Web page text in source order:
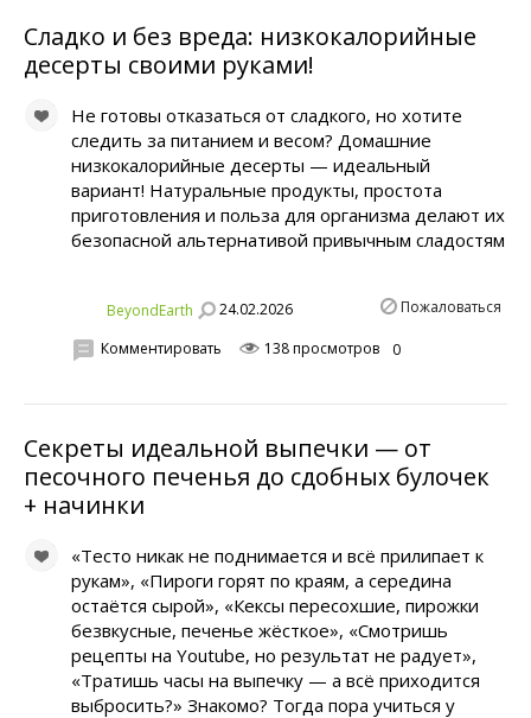
Сладко и без вреда: низкокалорийные
десерты своими руками!
Не готовы отказаться от сладкого, но хотите
следить за питанием и весом? Домашние
низкокалорийные десерты — идеальный
вариант! Натуральные продукты, простота
приготовления и польза для организма делают их
безопасной альтернативой привычным сладостям
BeyondEarth 24.02.2026 Пожаловаться
Комментировать 138 просмотров 0
Секреты идеальной выпечки — от
песочного печенья до сдобных булочек
+ начинки
«Тесто никак не поднимается и всё прилипает к
рукам», «Пироги горят по краям, а середина
остаётся сырой», «Кексы пересохшие, пирожки
безвкусные, печенье жёсткое», «Смотришь
рецепты на Youtube, но результат не радует»,
«Тратишь часы на выпечку — а всё приходится
выбросить?» Знакомо? Тогда пора учиться у